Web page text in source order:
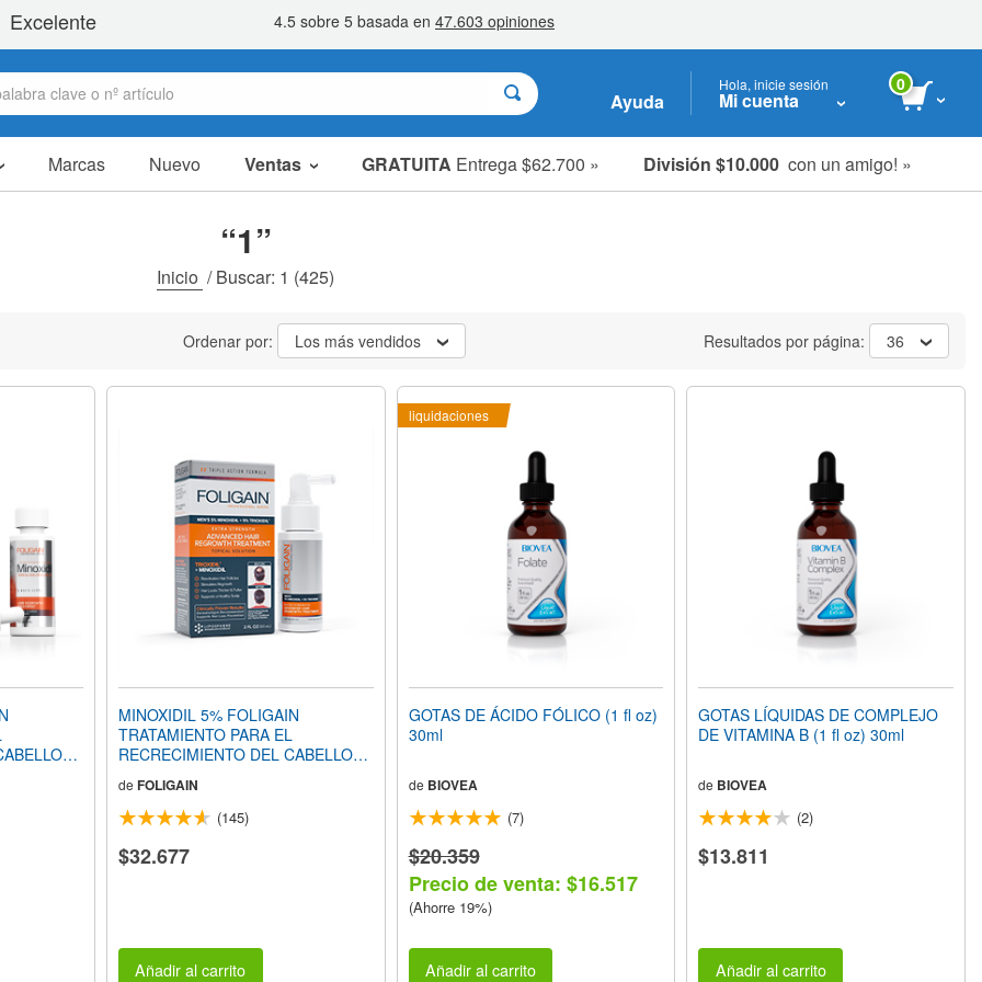
Ayuda
Hola, inicie sesión
Mi cuenta
0
Marcas Nuevo Ventas GRATUITA Entrega $62.700 » División $10.000 con un amigo! »
Artículos en oferta
Liquidaciones
“1”
Inicio /Buscar: 1 (425)
Ordenar por: Los más vendidos Resultados por página: 36
MINOXIDIL 5% FOLIGAIN
TRATAMIENTO PARA EL
RECRECIMIENTO DEL CABELLO
(2oz) 59ml Suministro para 1 Mes
de FOLIGAIN
(145)
$32.677
Añadir al carrito
liquidaciones
GOTAS DE ÁCIDO FÓLICO (1 fl oz)
30ml
de BIOVEA
(7)
$20.359
Precio de venta: $16.517
(Ahorre 19%)
Añadir al carrito
GOTAS LÍQUIDAS DE COMPLEJO
DE VITAMINA B (1 fl oz) 30ml
de BIOVEA
(2)
$13.811
Añadir al carrito